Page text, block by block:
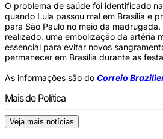
O problema de saúde foi identificado
quando Lula passou mal em Brasília e
para São Paulo no meio da
realizado, uma embolização da artéria
essencial para evitar novos
permanecer em Brasília durante as
As informações são do Correio
Mais de Política
Veja mais notícias